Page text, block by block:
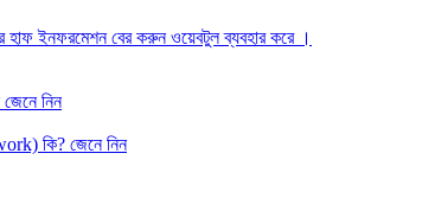
হাফ ইনফরমেশন বের করুন ওয়েবটুল ব্যবহার করে ।
নিন
কি? জেনে নিন